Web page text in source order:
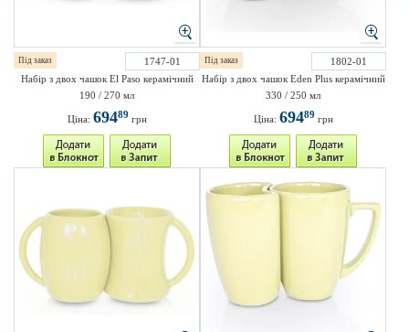
Під заказ
1747-01
Набір з двох чашок El Paso керамічний
190 / 270 мл
Ціна: 69489 грн
Під заказ
1802-01
Набір з двох чашок Eden Plus керамічний
330 / 250 мл
Ціна: 69489 грн